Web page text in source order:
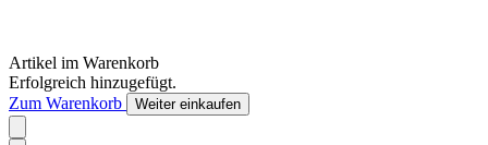
Artikel im Warenkorb
Erfolgreich hinzugefügt.
Zum Warenkorb
Weiter einkaufen